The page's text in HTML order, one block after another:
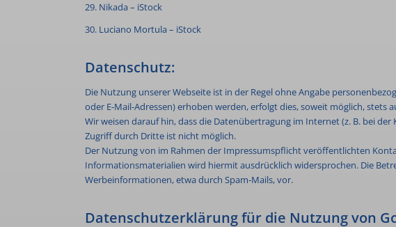
29. Nikada – iStock
30. Luciano Mortula – iStock
Datenschutz:
Die Nutzung unserer Webseite ist in der Regel ohne Angabe
oder E-Mail-Adressen) erhoben werden, erfolgt dies, soweit möglich,
Wir weisen darauf hin, dass die Datenübertragung im Internet (z. B. bei
Zugriff durch Dritte ist nicht möglich.
Der Nutzung von im Rahmen der Impressumspflicht veröffentlichten
Informationsmaterialien wird hiermit ausdrücklich widersprochen. Die
Werbeinformationen, etwa durch Spam-Mails, vor.
Datenschutzerklärung für die Nutzung von